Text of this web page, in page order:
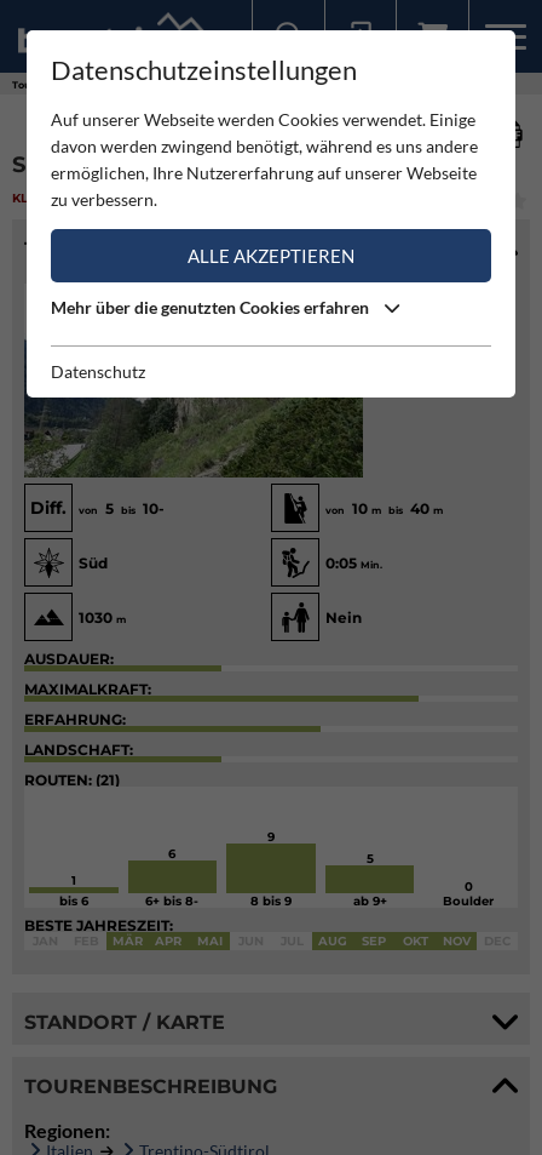
Touren
SPRECHENSTEIN
KLETTERGARTEN
TOURENINFO
Diff. von 5 bis 10- von 10 m bis 40 m
Süd 0:05 Min.
1030 m Nein
AUSDAUER:
MAXIMALKRAFT:
ERFAHRUNG:
LANDSCHAFT:
ROUTEN: (21)
1
bis 6
6
6+ bis 8-
9
8 bis 9
5
ab 9+
0
Boulder
BESTE JAHRESZEIT:
MÄR APR MAI AUG SEP OKT NOV
STANDORT / KARTE
TOURENBESCHREIBUNG
Regionen:
Italien Trentino-Südtirol
Datenschutzeinstellungen
Auf unserer Webseite werden Cookies verwendet. Einige
davon werden zwingend benötigt, während es uns andere
ermöglichen, Ihre Nutzererfahrung auf unserer Webseite
zu verbessern.
ALLE AKZEPTIEREN
Mehr über die genutzten Cookies erfahren
Datenschutz